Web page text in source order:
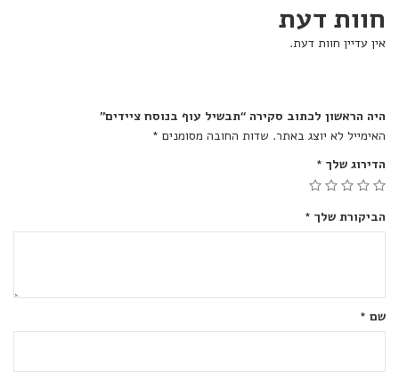
חוות דעת
אין עדיין חוות דעת.
היה הראשון לכתוב סקירה “תבשיל עוף בנוסח ציידים”
האימייל לא יוצג באתר. שדות החובה מסומנים *
הדירוג שלך *
הביקורת שלך *
שם *